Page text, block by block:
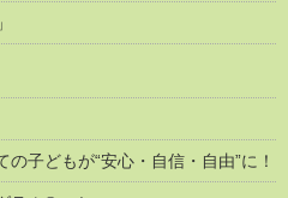
子どもが“安心・自信・自由”に！